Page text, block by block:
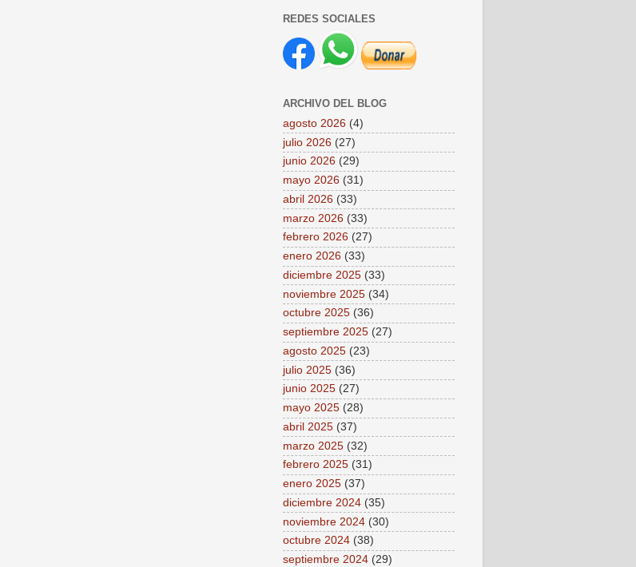
REDES SOCIALES
ARCHIVO DEL BLOG
agosto 2026 (4)
julio 2026 (27)
junio 2026 (29)
mayo 2026 (31)
abril 2026 (33)
marzo 2026 (33)
febrero 2026 (27)
enero 2026 (33)
diciembre 2025 (33)
noviembre 2025 (34)
octubre 2025 (36)
septiembre 2025 (27)
agosto 2025 (23)
julio 2025 (36)
junio 2025 (27)
mayo 2025 (28)
abril 2025 (37)
marzo 2025 (32)
febrero 2025 (31)
enero 2025 (37)
diciembre 2024 (35)
noviembre 2024 (30)
octubre 2024 (38)
septiembre 2024 (29)